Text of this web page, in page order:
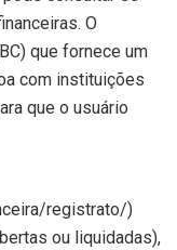
O
que fornece um
com instituições
que o usuário
registrato/)
ou liquidadas),